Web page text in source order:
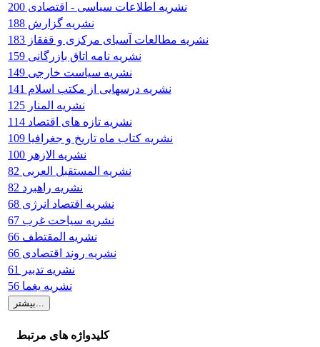
نشریه اطلاعات سیاسی - اقتصادی 200
نشریه گزارش 188
نشریه مطالعات آسیای مرکزی و قفقاز 183
نشریه نامه اتاق بازرگانی 159
نشریه سیاست خارجی 149
نشریه درسهایی از مکتب اسلام 141
نشریه المنار 125
نشریه تازه‌ های اقتصاد 114
نشریه کتاب ماه تاریخ و جغرافیا 109
نشریه الازهر 100
نشریه المستقبل العربی 82
نشریه راهبرد 82
نشریه اقتصاد انرژی 68
نشریه سیاحت غرب 67
نشریه المقتطف 66
نشریه روند اقتصادی 66
نشریه تدبیر 61
نشریه یغما 56
کلیدواژه های مرتبط